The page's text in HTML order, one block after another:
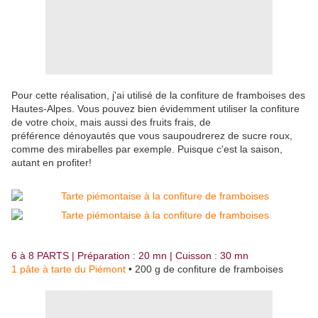
Pour cette réalisation, j'ai utilisé de la confiture de framboises des
Hautes-Alpes. Vous pouvez bien évidemment utiliser la confiture
de votre choix, mais aussi des fruits frais, de
préférence dénoyautés que vous saupoudrerez de sucre roux,
comme des mirabelles par exemple. Puisque c'est la saison,
autant en profiter!
6 à 8 PARTS | Préparation : 20 mn | Cuisson : 30 mn
1 pâte à tarte du Piémont • 200 g de confiture de framboises